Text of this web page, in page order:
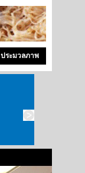
ประมวลภาพ
ท่องไปใน San Francisco